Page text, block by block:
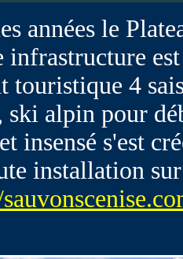
années le
infrastructure
touristique 4
alpin pour
insensé s'est
installation